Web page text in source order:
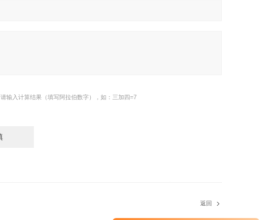
请输入计算结果（填写阿拉伯数字），如：三加四=7
返回